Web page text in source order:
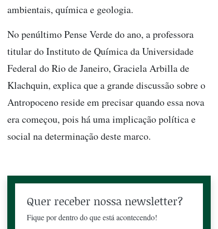
ambientais, química e geologia.
No penúltimo Pense Verde do ano, a professora
titular do Instituto de Química da Universidade
Federal do Rio de Janeiro, Graciela Arbilla de
Klachquin, explica que a grande discussão sobre o
Antropoceno reside em precisar quando essa nova
era começou, pois há uma implicação política e
social na determinação deste marco.
Quer receber nossa newsletter?
Fique por dentro do que está acontecendo!